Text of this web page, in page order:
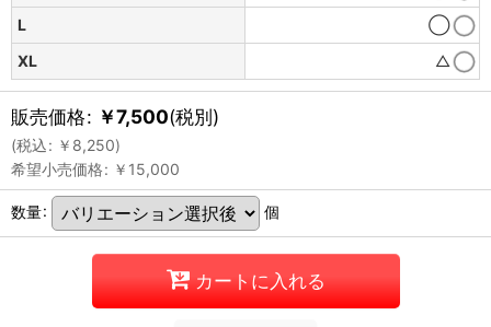
L
◯
XL
△
販売価格: ￥7,500(税別)
(税込: ￥ 8,250)
希望小売価格: ￥ 15,000
数量: 個
カートに入れる